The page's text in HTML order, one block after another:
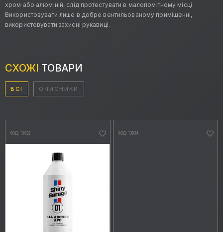
хром або алюміній, слід протестувати в малопомітному місці.
Використовувати лише в добре вентильованому приміщенні,
використовувати захисні рукавиці.
СХОЖІ ТОВАРИ
ВСІ ОЧИСНИКИ
КОД: 13932 КОД: 13934